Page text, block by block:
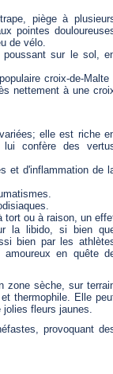
piège à
pointes
de vélo.
poussant sur le sol,
croix-de-Malte
nettement à une
elle est riche
confère des
et d'inflammation de
tort ou à raison, un
la libido, si bien
bien par les
en quête
zone sèche, sur
thermophile. Elle
fleurs jaunes.
provoquant